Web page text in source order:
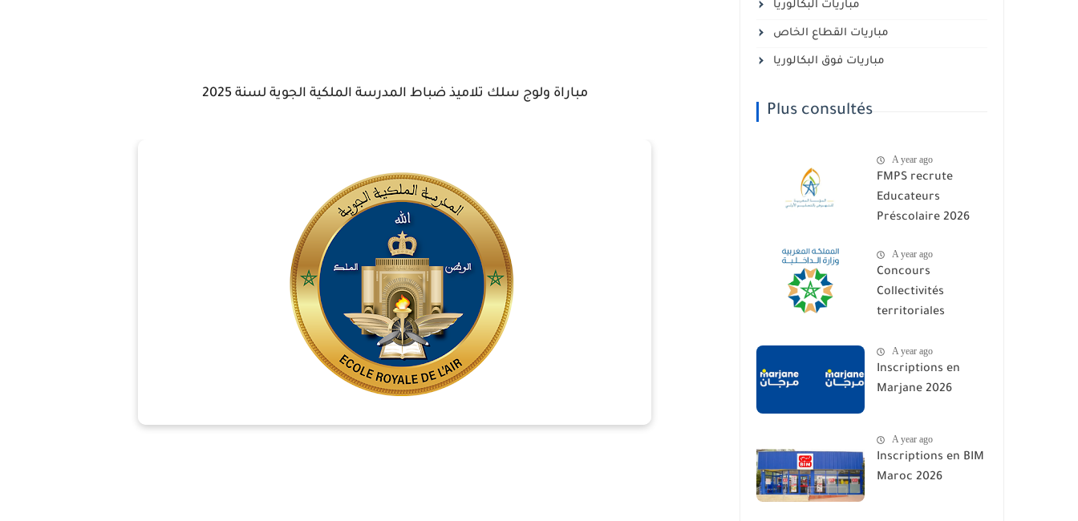
مباراة ولوج سلك تلاميذ ضباط المدرسة الملكية الجوية لسنة 2025
مباريات البكالوريا
مباريات القطاع الخاص
مباريات فوق البكالوريا
Plus consultés
A year ago
FMPS recrute
Educateurs
Préscolaire 2026
A year ago
Concours
Collectivités
territoriales
2026A year ago
Inscriptions en
Marjane 2026
A year ago
Inscriptions en BIM
Maroc 2026